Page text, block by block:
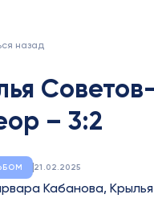
назад
– 3:2
21.02.2025
Кабанова,